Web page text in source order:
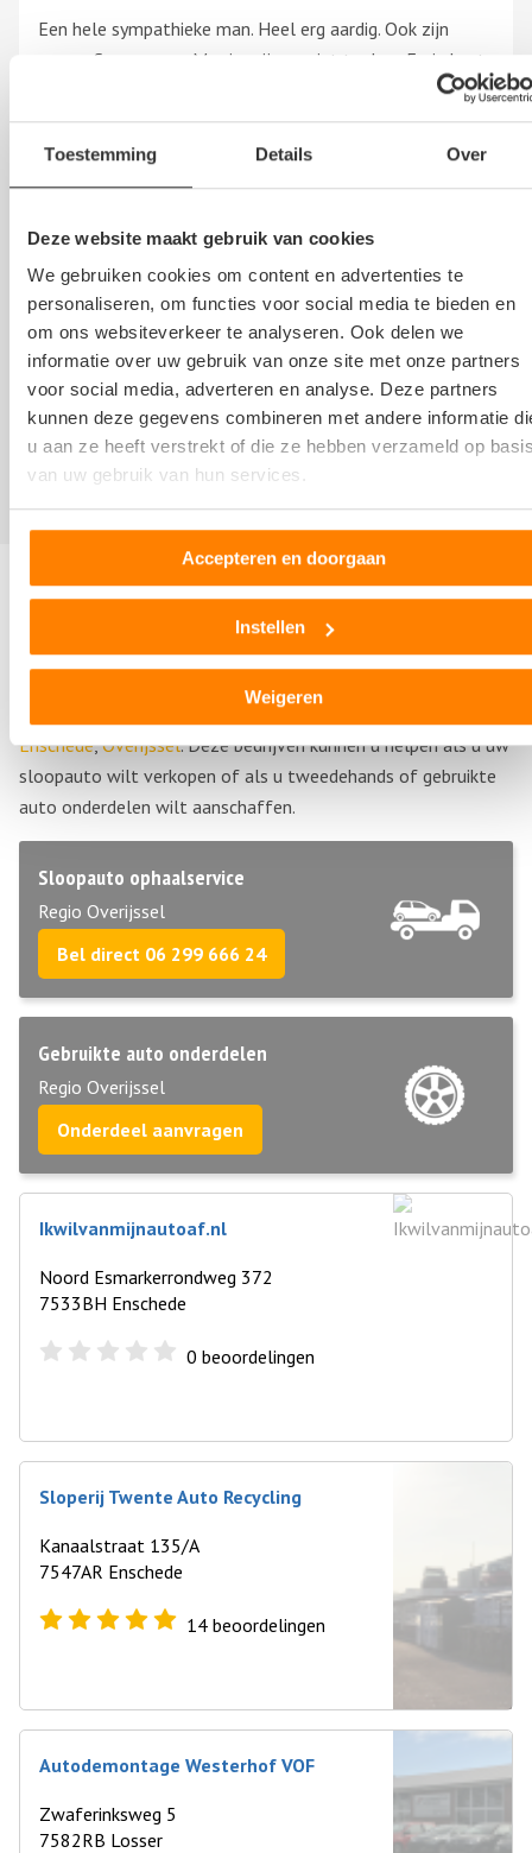
Toestemming Details Over
Deze website maakt gebruik van cookies
We gebruiken cookies om content en advertenties te
personaliseren, om functies voor social media te bieden en
om ons websiteverkeer te analyseren. Ook delen we
informatie over uw gebruik van onze site met onze partners
voor social media, adverteren en analyse. Deze partners
kunnen deze gegevens combineren met andere informatie
u aan ze heeft verstrekt of die ze hebben verzameld op
van uw gebruik van hun services.
Accepteren en doorgaan
Instellen
Weigeren
Een hele sympathieke man. Heel erg aardig. Ook zijn
vrouw. Super mens. Mooie prijzen, niet te duur. En je kunt
Damhuis
Nette werkplaats vriendelijke mensen goede service
afspraken worden nagekomen en niet duur kortom goede
naam
Toon meer
Andere autosloperijen in de buurt
Bent u op zoek naar een andere autosloperij, autosloop of
Pril? Hieronder vind u een overzicht van autosloperijen in
Enschede,Overijssel. Deze bedrijven kunnen u helpen als u uw
sloopauto wilt verkopen of als u tweedehands of gebruikte
auto onderdelen wilt aanschaffen.
Sloopauto ophaalservice
Regio Overijssel
Bel direct 06 299 666 24
Gebruikte auto onderdelen
Regio Overijssel
Onderdeel aanvragen
Ikwilvanmijnautoaf.nl
Noord Esmarkerrondweg 372
7533BH Enschede
0 beoordelingen
Sloperij Twente Auto Recycling
Kanaalstraat 135/A
7547AR Enschede
14 beoordelingen
Autodemontage Westerhof VOF
Zwaferinksweg 5
7582RB Losser